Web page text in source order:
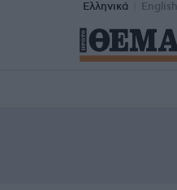
Ελληνικά English